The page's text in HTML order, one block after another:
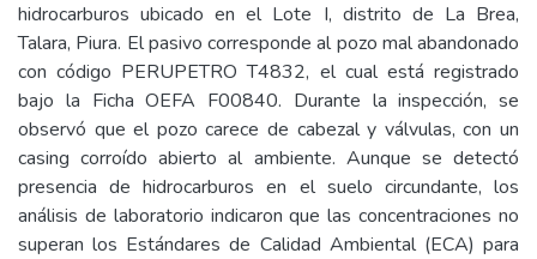
hidrocarburos ubicado en el Lote I, distrito de La Brea,
Talara, Piura. El pasivo corresponde al pozo mal abandonado
con código PERUPETRO T4832, el cual está registrado
bajo la Ficha OEFA F00840. Durante la inspección, se
observó que el pozo carece de cabezal y válvulas, con un
casing corroído abierto al ambiente. Aunque se detectó
presencia de hidrocarburos en el suelo circundante, los
análisis de laboratorio indicaron que las concentraciones no
superan los Estándares de Calidad Ambiental (ECA) para